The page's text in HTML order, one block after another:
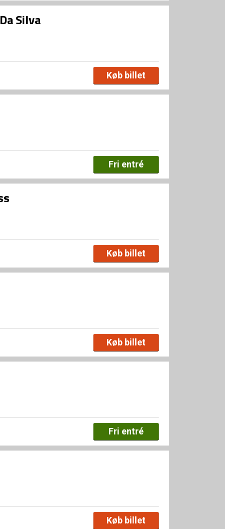
Silva
Køb billet
Fri entré
Køb billet
Køb billet
Fri entré
Køb billet